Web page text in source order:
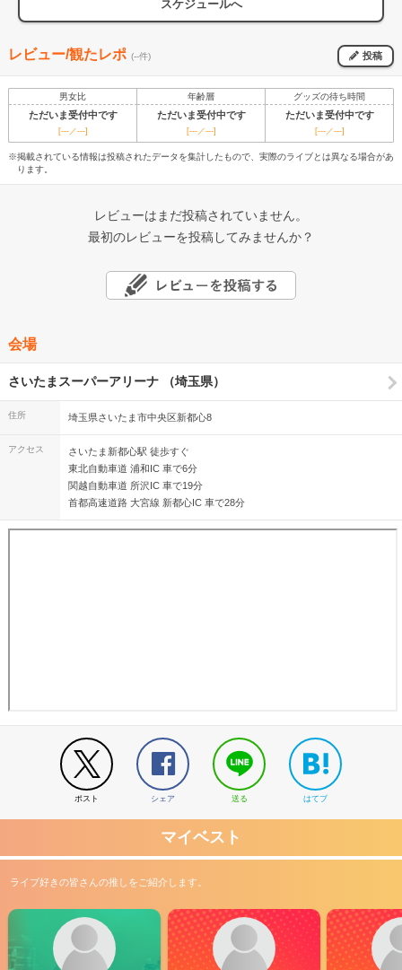
スケジュールへ
レビュー/観たレポ (--件) 投稿
男女比 年齢層 グッズの待ち時間
ただいま受付中です ただいま受付中です ただいま受付中です
[---／---] [---／---] [---／---]
※掲載されている情報は投稿されたデータを集計したもので、実際のライブとは異なる場合があ
ります。
レビューはまだ投稿されていません。
最初のレビューを投稿してみませんか？
会場
さいたまスーパーアリーナ （埼玉県）
住所 埼玉県さいたま市中央区新都心8
アクセス
さいたま新都心駅 徒歩すぐ
東北自動車道 浦和IC 車で6分
関越自動車道 所沢IC 車で19分
首都高速道路 大宮線 新都心IC 車で28分
ポスト シェア 送る はてブ
マイベスト
ライブ好きの皆さんの推しをご紹介します。